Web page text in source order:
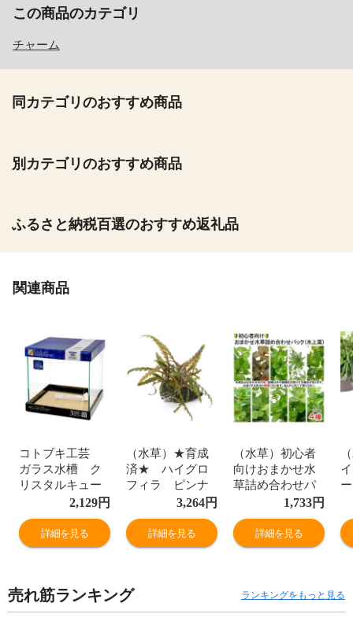
この商品のカテゴリ
チャーム
同カテゴリのおすすめ商品
別カテゴリのおすすめ商品
ふるさと納税百選のおすすめ返礼品
関連商品
コトブキ工芸
ガラス水槽 ク
リスタルキュー
ブ ３００（３
０×３０×３０ｃ
ｍ） レグラ
ス ３０ｃｍ水
様２点限り 関東
当日便
2,129円
詳細を見る
（水草）★育成
済★ ハイグロ
フィラ ピンナ
ティフィダ 風
山石（８～１２
ｃｍ）（水中
葉）（無農薬）
3,264円
詳細を見る
（水草）初心者
向けおまかせ水
草詰め合わせパ
ック ４種（計
４０本）（水上
葉）（無農薬）
（１パック）
1,733円
詳細を見る
売れ筋ランキング ランキングをもっと見る